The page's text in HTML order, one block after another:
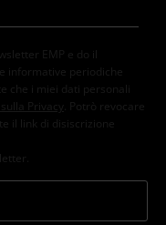
EMP e do il
informative periodiche
che i miei dati personali
Privacy
. Potrò revocare
il link di disiscrizione